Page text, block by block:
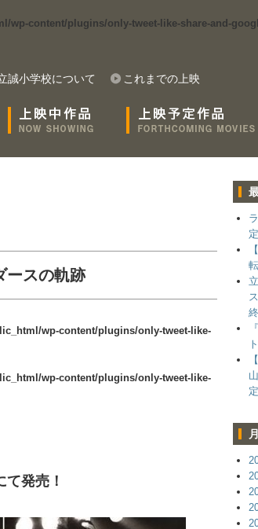
wp-content/plugins/only-tweet-like-share-and-
誠小学校について これまでの上映
ースの軌跡
wp-content/plugins/only-tweet-like-
wp-content/plugins/only-tweet-like-
発売！